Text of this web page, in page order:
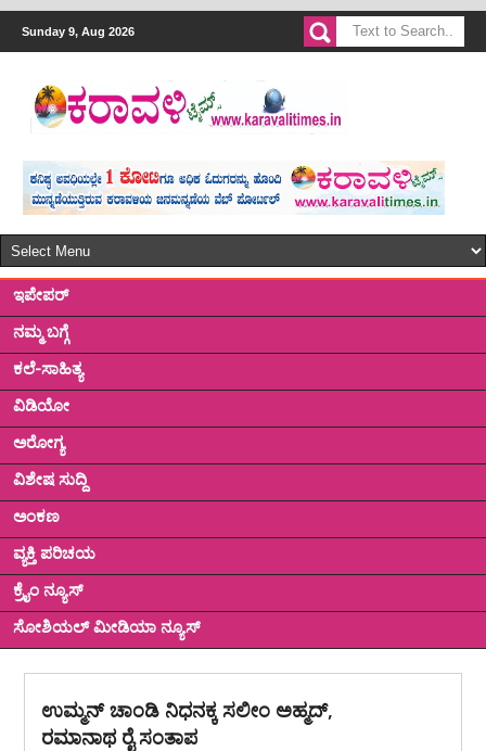
Sunday 9, Aug 2026
ಇಪೇಪರ್
ನಮ್ಮ ಬಗ್ಗೆ
ಕಲೆ-ಸಾಹಿತ್ಯ
ವಿಡಿಯೋ
ಅರೋಗ್ಯ
ವಿಶೇಷ ಸುದ್ದಿ
ಅಂಕಣ
ವ್ಯಕ್ತಿ ಪರಿಚಯ
ಕ್ರೈಂ ನ್ಯೂಸ್
ಸೋಶಿಯಲ್ ಮೀಡಿಯಾ ನ್ಯೂಸ್
ಉಮ್ಮನ್ ಚಾಂಡಿ ನಿಧನಕ್ಕ ಸಲೀಂ ಅಹ್ಮದ್,
ರಮಾನಾಥ ರೈ ಸಂತಾಪ